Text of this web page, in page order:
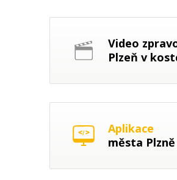
Video
Plzeň v
Aplikace
města Plzně